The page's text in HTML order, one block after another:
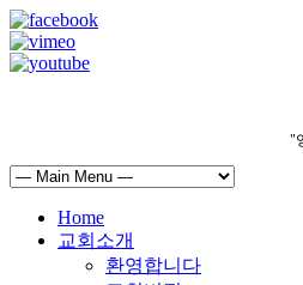
"
Home
교회소개
환영합니다